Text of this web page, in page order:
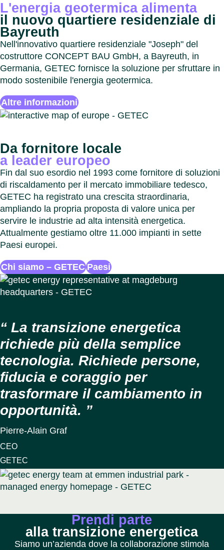
L'energia geotermica alimenta
il nuovo quartiere residenziale di
Bayreuth
Nell'innovativo quartiere residenziale "Joseph" del
costruttore CONCEPT BAU GmbH, a Bayreuth, in
Germania, GETEC fornisce la soluzione per sfruttare in
modo sostenibile l'energia geotermica.
Altre informazioni
Da fornitore locale
a leader europeo
Fin dal suo esordio nel 1993 come fornitore di soluzioni
di riscaldamento per il mercato immobiliare tedesco,
GETEC ha registrato una crescita straordinaria,
ampliando la propria proposta di valore unica per
servire le industrie ad alta intensità energetica.
Attualmente gestiamo oltre 11.000 impianti in sette
Paesi europei.
Chi siamo – GETEC Paesi
La transizione energetica
richiede più della semplice
tecnologia. Richiede persone,
fiducia e coraggio per
trasformare il cambiamento in
opportunità.
Pierre-Alain Graf
CEO
GETEC
Prendi parte
alla transizione energetica
Siamo un’azienda dove la collaborazione stimola